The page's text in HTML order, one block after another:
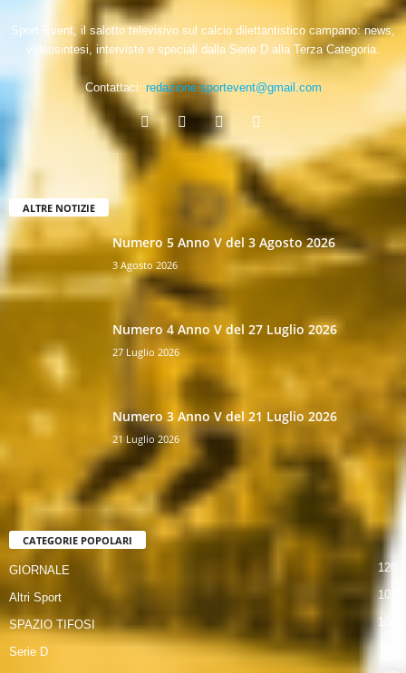
Sport Event, il salotto televisivo sul calcio dilettantistico campano: news,
videosintesi, interviste e speciali dalla Serie D alla Terza Categoria.
Contattaci: redazione.sportevent@gmail.com
ALTRE NOTIZIE
Numero 5 Anno V del 3 Agosto 2026
3 Agosto 2026
Numero 4 Anno V del 27 Luglio 2026
27 Luglio 2026
Numero 3 Anno V del 21 Luglio 2026
21 Luglio 2026
CATEGORIE POPOLARI
GIORNALE 120
Altri Sport 107
SPAZIO TIFOSI 104
Serie D